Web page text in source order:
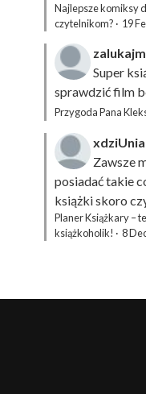
Najlepsze komiksy
czytelnikom? · 19
Super
sprawdzić film
Przygoda Pana
Zawsze
posiadać takie
książki skoro
Planer Książkary –
książkoholik! · 8